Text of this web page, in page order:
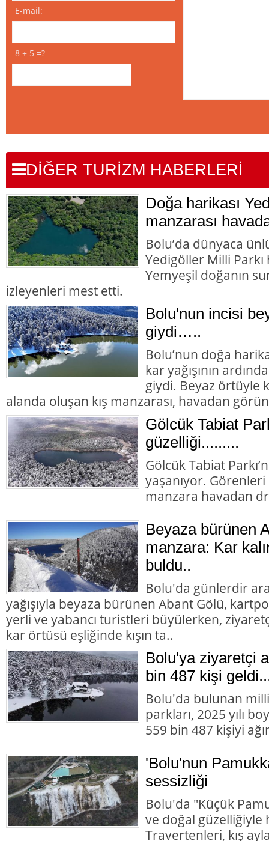
E-mail:
8 + 5 =?
DİĞER TURİZM HABERLERİ
Doğa harikası
manzarası
Bolu’da dünyaca
Yedigöller Milli
Yemyeşil doğanın
izleyenleri mest etti.
Bolu'nun incisi
giydi…..
Bolu’nun doğa
kar yağışının
giydi. Beyaz örtüyle
alanda oluşan kış manzarası, havadan
Gölcük Tabiat
güzelliği.........
Gölcük Tabiat
yaşanıyor.
manzara havadan
Beyaza bürünen
manzara: Kar
buldu..
Bolu'da günlerdir
yağışıyla beyaza bürünen Abant Gölü,
yerli ve yabancı turistleri büyülerken,
kar örtüsü eşliğinde kışın ta..
Bolu'ya ziyaretçi
bin 487 kişi
Bolu'da bulunan
parkları, 2025 yılı
559 bin 487 kişiyi
'Bolu'nun
sessizliği
Bolu'da "Küçük
ve doğal güzelliğiyle
Travertenleri, kış